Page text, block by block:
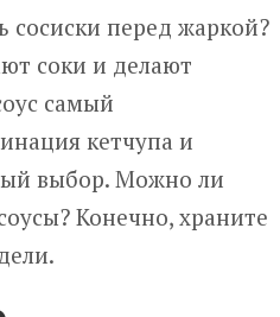
перед жаркой?
соки и делают
самый
кетчупа и
выбор. Можно ли
Конечно, храните